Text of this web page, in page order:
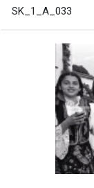
SK_1_A_033